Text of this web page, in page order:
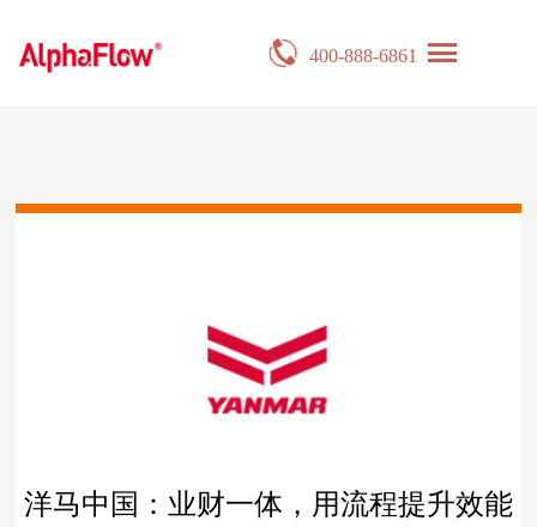
400-888-6861
洋马中国：业财一体，用流程提升效能